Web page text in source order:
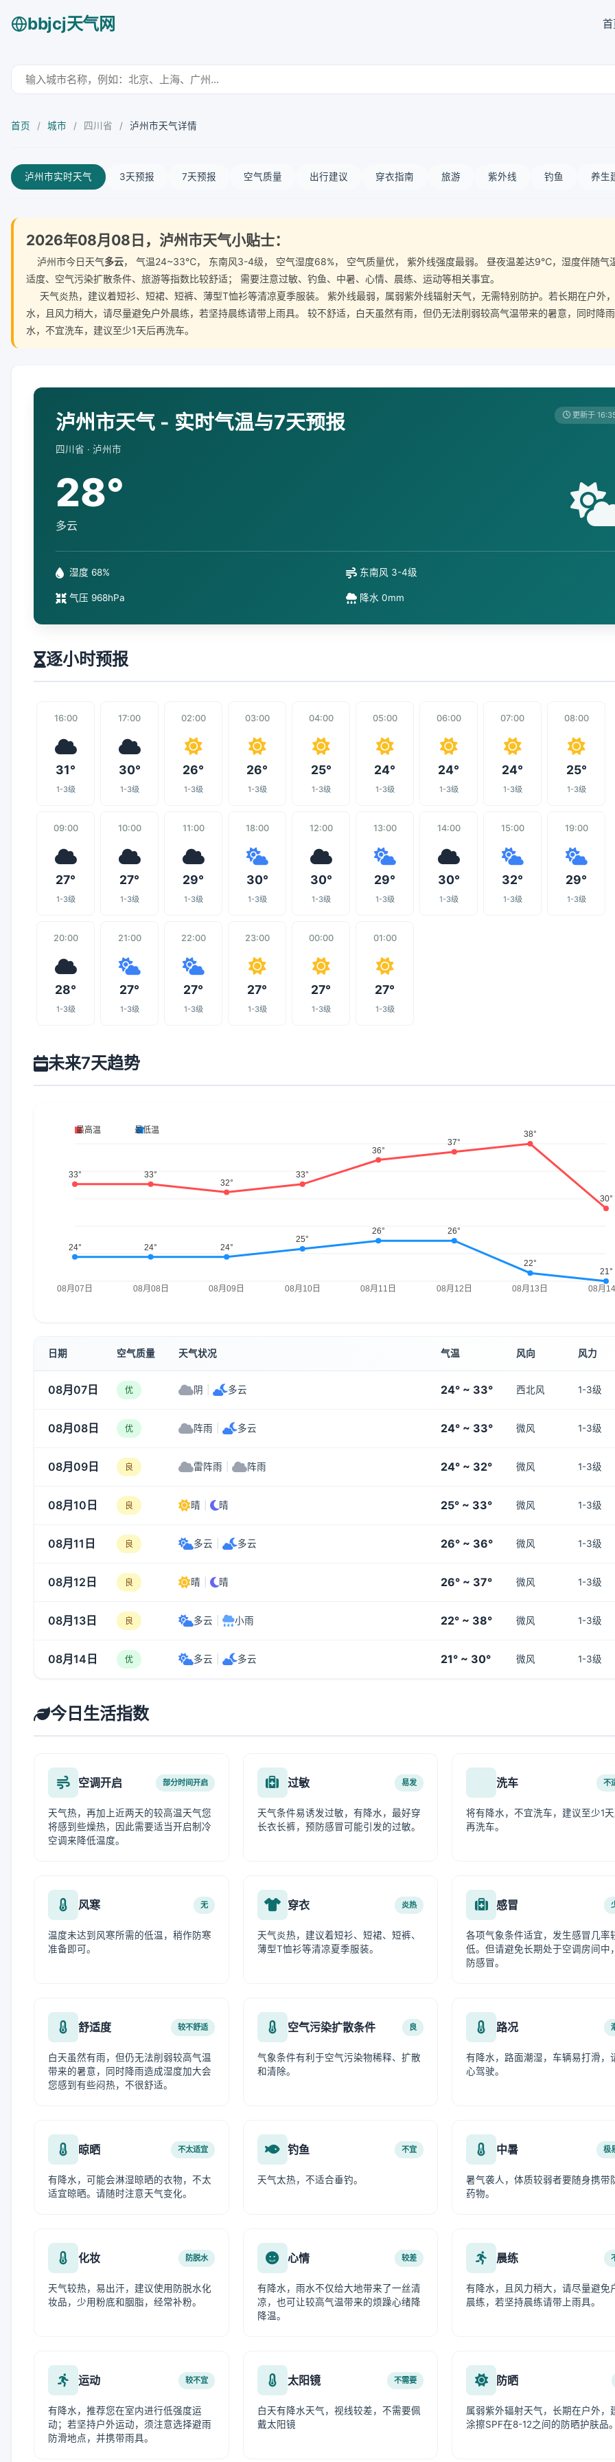
bbjcj天气网
首页 / 城市 / 四川省 / 泸州市天气详情
泸州市实时天气 3天预报 7天预报 空气质量 出行建议 穿衣指南 旅游 紫外线 钓鱼 养生
2026年08月08日，泸州市天气小贴士：
泸州市今日天气多云， 气温24~33℃， 东南风3-4级， 空气湿度68%， 空气质量优， 紫外线强度最弱。 昼夜温差达9℃，湿度伴随气
适度、空气污染扩散条件、旅游等指数比较舒适； 需要注意过敏、钓鱼、中暑、心情、晨练、运动等相关事宜。
天气炎热，建议着短衫、短裙、短裤、薄型T恤衫等清凉夏季服装。 紫外线最弱，属弱紫外线辐射天气，无需特别防护。若长期在户外
水，且风力稍大，请尽量避免户外晨练，若坚持晨练请带上雨具。 较不舒适，白天虽然有雨，但仍无法削弱较高气温带来的暑意，同时降
水，不宜洗车，建议至少1天后再洗车。
泸州市天气 - 实时气温与7天预报
四川省 · 泸州市
更新于
28°
多云
湿度 68% 东南风 3-4级
气压 968hPa 降水 0mm
逐小时预报
16:00
31°
1-3级
17:00
30°
1-3级
02:00
26°
1-3级
03:00
26°
1-3级
04:00
25°
1-3级
05:00
24°
1-3级
06:00
24°
1-3级
07:00
24°
1-3级
08:00
25°
1-3级
09:00
27°
1-3级
10:00
27°
1-3级
11:00
29°
1-3级
18:00
30°
1-3级
12:00
30°
1-3级
13:00
29°
1-3级
14:00
30°
1-3级
15:00
32°
1-3级
19:00
29°
1-3级
20:00
28°
1-3级
21:00
27°
1-3级
22:00
27°
1-3级
23:00
27°
1-3级
00:00
27°
1-3级
01:00
27°
1-3级
未来7天趋势
日期 空气质量 天气状况 气温 风向 风力
08月07日 优 阴 多云 24° ~ 33° 西北风 1-3级
08月08日 优 阵雨 多云 24° ~ 33° 微风 1-3级
08月09日 良 雷阵雨 阵雨 24° ~ 32° 微风 1-3级
08月10日 良 晴 晴 25° ~ 33° 微风 1-3级
08月11日 良 多云 多云 26° ~ 36° 微风 1-3级
08月12日 良 晴 晴 26° ~ 37° 微风 1-3级
08月13日 良 多云 小雨 22° ~ 38° 微风 1-3级
08月14日 优 多云 多云 21° ~ 30° 微风 1-3级
今日生活指数
空调开启 部分时间开启
天气热，再加上近两天的较高温天气您
将感到些燥热，因此需要适当开启制冷
空调来降低温度。
过敏 易发
天气条件易诱发过敏，有降水，最好穿
长衣长裤，预防感冒可能引发的过敏。
洗车 不
将有降水，不宜洗车，建议至少1
再洗车。
风寒 无
温度未达到风寒所需的低温，稍作防寒
准备即可。
穿衣 炎热
天气炎热，建议着短衫、短裙、短裤、
薄型T恤衫等清凉夏季服装。
感冒
各项气象条件适宜，发生感冒几率
低。但请避免长期处于空调房间中
防感冒。
舒适度 较不舒适
白天虽然有雨，但仍无法削弱较高气温
带来的暑意，同时降雨造成湿度加大会
您感到有些闷热，不很舒适。
空气污染扩散条件 良
气象条件有利于空气污染物稀释、扩散
和清除。
路况
有降水，路面潮湿，车辆易打滑，
心驾驶。
晾晒 不太适宜
有降水，可能会淋湿晾晒的衣物，不太
适宜晾晒。请随时注意天气变化。
钓鱼 不宜
天气太热，不适合垂钓。
中暑 极
暑气袭人，体质较弱者要随身携带
药物。
化妆 防脱水
天气较热，易出汗，建议使用防脱水化
妆品，少用粉底和胭脂，经常补粉。
心情 较差
有降水，雨水不仅给大地带来了一丝清
凉，也可让较高气温带来的烦躁心绪降
降温。
晨练
有降水，且风力稍大，请尽量避免
晨练，若坚持晨练请带上雨具。
运动 较不宜
有降水，推荐您在室内进行低强度运
动；若坚持户外运动，须注意选择避雨
防滑地点，并携带雨具。
太阳镜 不需要
白天有降水天气，视线较差，不需要佩
戴太阳镜
防晒
属弱紫外辐射天气，长期在户外，
涂擦SPF在8-12之间的防晒护肤品